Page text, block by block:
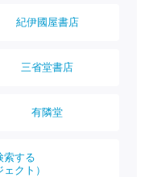
紀伊國屋書店
三省堂書店
有隣堂
索する
クト）